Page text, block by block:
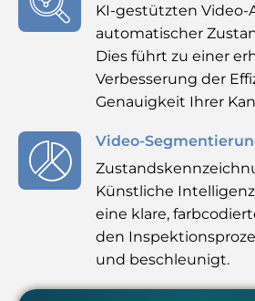
KI-gestützten Video-
automatischer
Dies führt zu einer
Verbesserung der
Genauigkeit Ihrer
Video-
Künstliche
eine klare,
den
und beschleunigt.